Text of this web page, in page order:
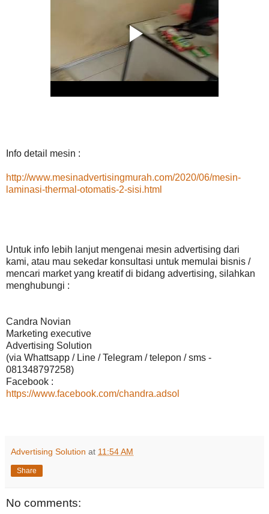
Info detail mesin :
http://www.mesinadvertisingmurah.com/2020/06/mesin-
laminasi-thermal-otomatis-2-sisi.html
Untuk info lebih lanjut mengenai mesin advertising dari
kami, atau mau sekedar konsultasi untuk memulai bisnis /
mencari market yang kreatif di bidang advertising, silahkan
menghubungi :
Candra Novian
Marketing executive
Advertising Solution
(via Whattsapp / Line / Telegram / telepon / sms -
081348797258)
Facebook :
https://www.facebook.com/chandra.adsol
Advertising Solution at 11:54 AM
Share
No comments: